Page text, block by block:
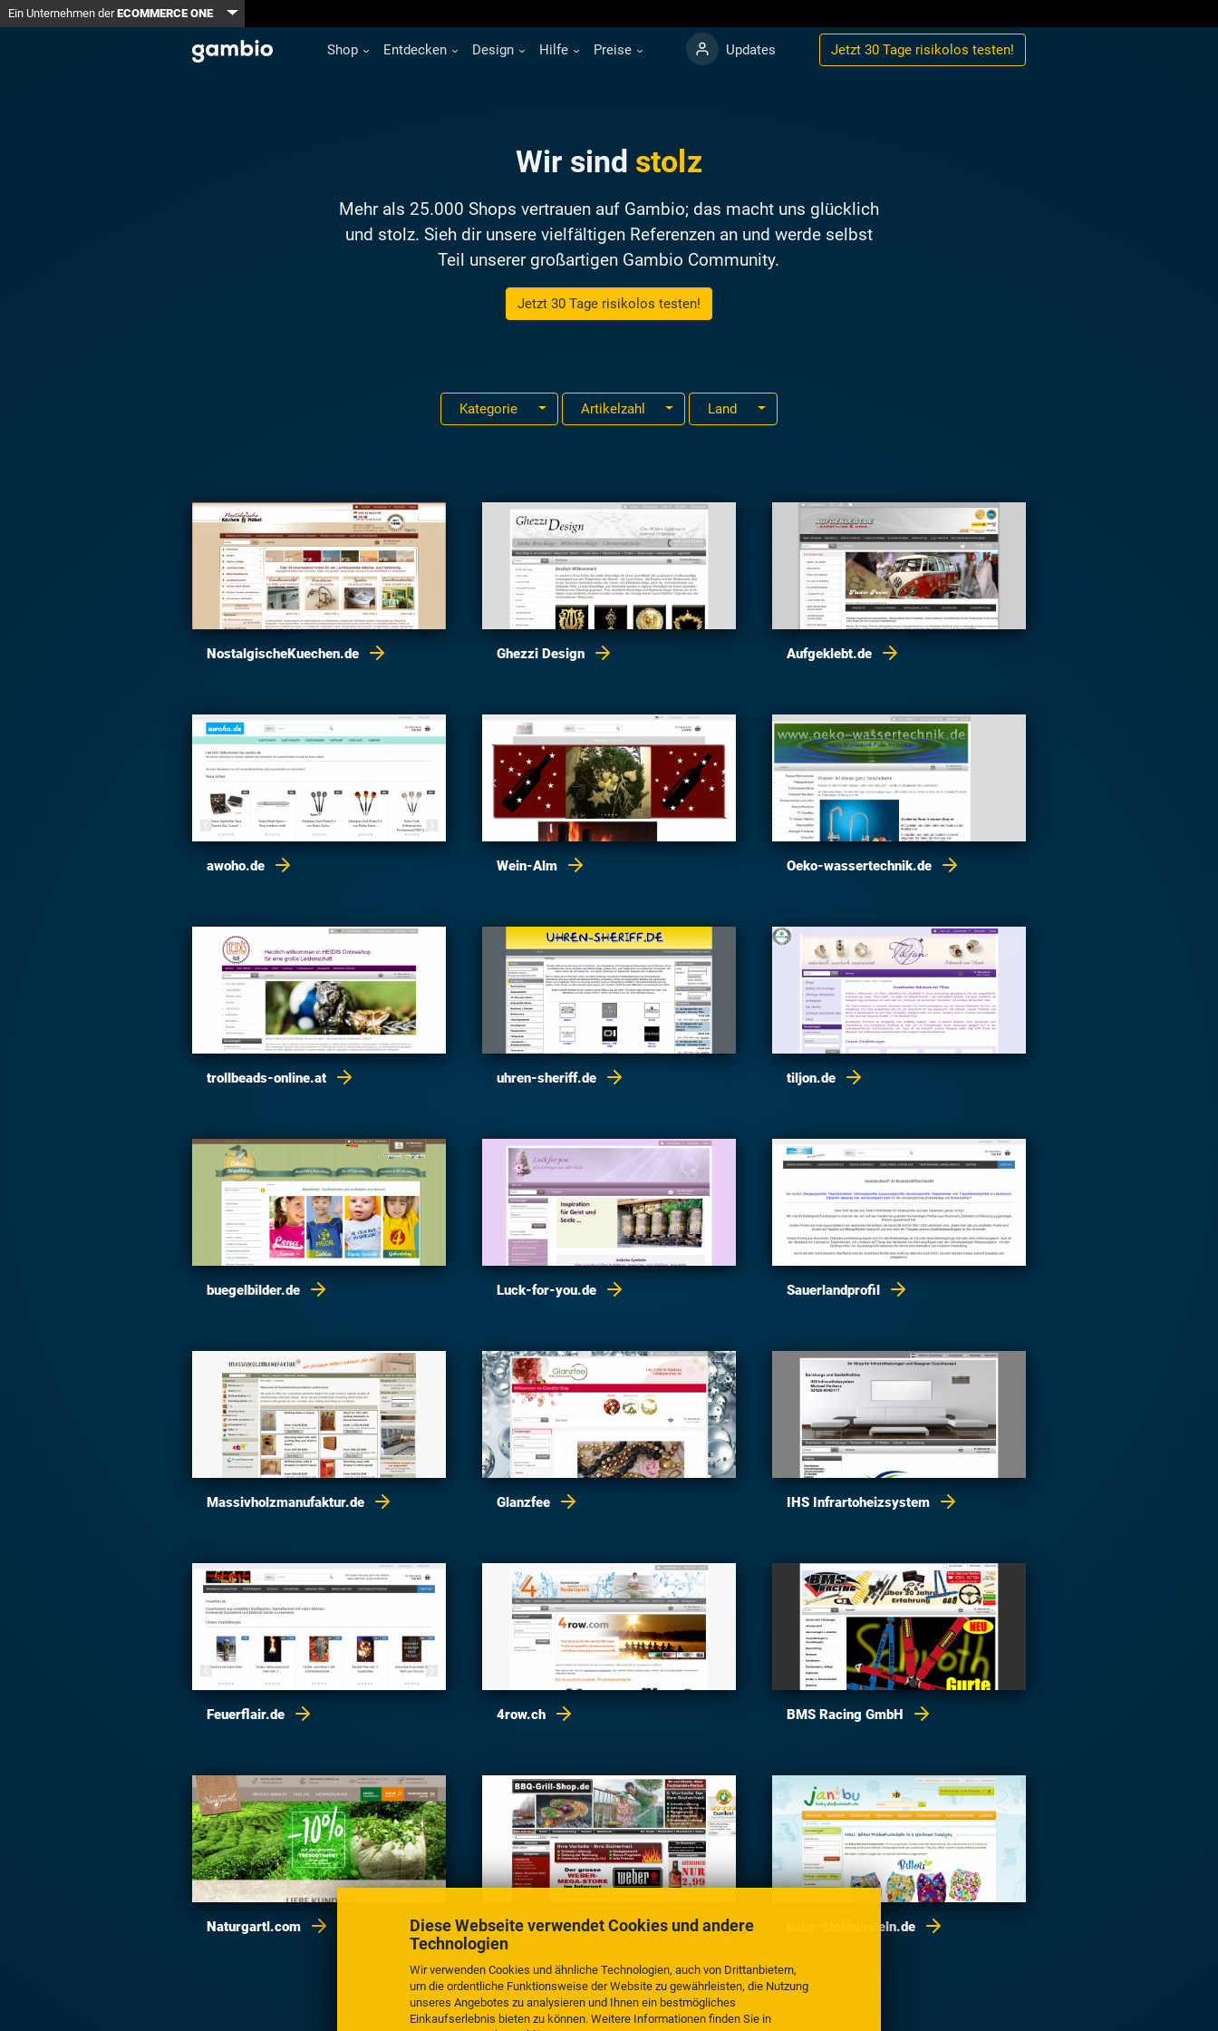
Diese Webseite verwendet Cookies und andere
Technologien
Wir verwenden Cookies und ähnliche Technologien, auch von Drittanbietern,
um die ordentliche Funktionsweise der Website zu gewährleisten, die Nutzung
unseres Angebotes zu analysieren und Ihnen ein bestmögliches
Einkaufserlebnis bieten zu können. Weitere Informationen finden Sie in
Shop Entdecken Design Hilfe Preise Updates Jetzt 30 Tage risikolos testen!
Ein Unternehmen derECOMMERCE ONE Toggle Dropdown
Wir sind stolz
Mehr als 25.000 Shops vertrauen auf Gambio; das macht uns glücklich
und stolz. Sieh dir unsere vielfältigen Referenzen an und werde selbst
Teil unserer großartigen Gambio Community.
Jetzt 30 Tage risikolos testen!
Kategorie Artikelzahl Land
NostalgischeKuechen.de Ghezzi Design Aufgeklebt.de
awoho.de Wein-Alm Oeko-wassertechnik.de
trollbeads-online.at uhren-sheriff.de tiljon.de
buegelbilder.de Luck-for-you.de Sauerlandprofil
Massivholzmanufaktur.de Glanzfee IHS Infrartoheizsystem
Feuerflair.de 4row.ch BMS Racing GmbH
Naturgartl.com bbq-grill-shop.de baby-stoffwindeln.de